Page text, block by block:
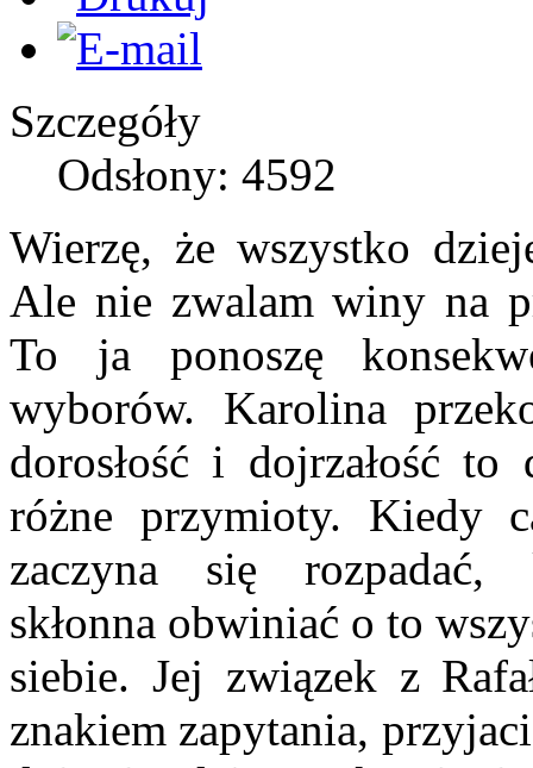
Szczegóły
Odsłony: 4592
Wierzę, że wszystko
Ale nie zwalam winy na
To ja ponoszę
wyborów. Karolina
dorosłość i dojrzałość to
różne przymioty. Kiedy
zaczyna się rozpadać,
skłonna obwiniać o to
siebie. Jej związek z
znakiem zapytania,